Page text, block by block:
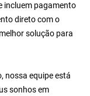
incluem pagamento
direto com o
solução para
nossa equipe está
sonhos em